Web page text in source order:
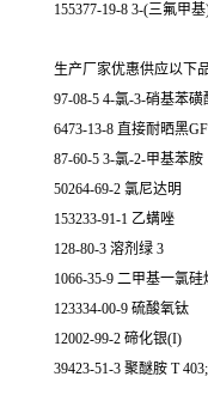
155377-19-8 3-(三氟甲
生产厂家优惠供应以下
97-08-5 4-氯-3-硝基苯磺
6473-13-8 直接耐晒黑GF
87-60-5 3-氯-2-甲基苯胺
50264-69-2 氯尼达明
153233-91-1 乙螨唑
128-80-3 溶剂绿 3
1066-35-9 二甲基一氯硅
123334-00-9 硫酸氧钛
12002-99-2 碲化银(I)
39423-51-3 聚醚胺 T